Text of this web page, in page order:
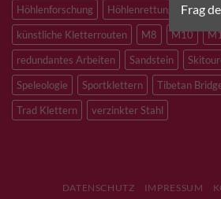
Höhlenforschung
Höhlenrettung Inox
künstliche Kletterrouten
M8 M10
redundantes Arbeiten
Sandstein
Speleologie
Sportklettern Tibetan
Trad Klettern
verzinkter Stahl
DATENSCHUTZ IMPRESSUM